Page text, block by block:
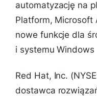
automatyzację na
Platform, Microsoft
nowe funkcje dla
i systemu Windows
Red Hat, Inc.
dostawca